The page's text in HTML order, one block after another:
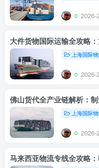
2026-
上海国际
2026-
上海国际
2026-
马来西亚物流专线全攻略